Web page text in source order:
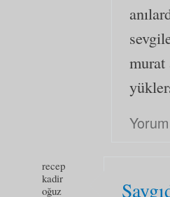
murat
recep
kadir
oğuz